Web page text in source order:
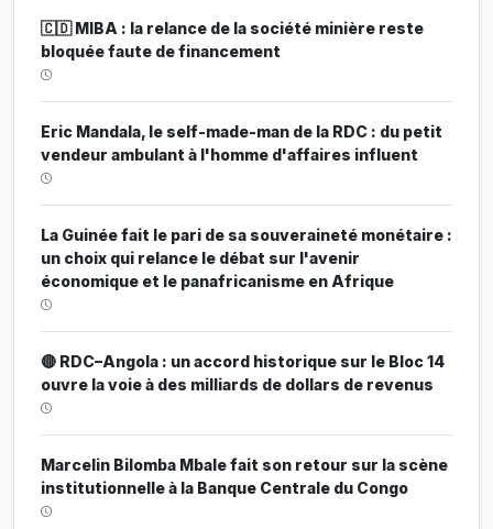
🇨🇩 MIBA : la relance de la société minière reste
bloquée faute de financement
Eric Mandala, le self-made-man de la RDC : du petit
vendeur ambulant à l'homme d'affaires influent
La Guinée fait le pari de sa souveraineté monétaire :
un choix qui relance le débat sur l'avenir
économique et le panafricanisme en Afrique
🔴 RDC–Angola : un accord historique sur le Bloc 14
ouvre la voie à des milliards de dollars de revenus
Marcelin Bilomba Mbale fait son retour sur la scène
institutionnelle à la Banque Centrale du Congo